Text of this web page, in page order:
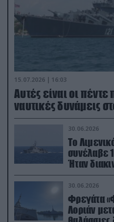
15.07.2026 | 16:03
Aυτές είναι οι πέντε
ναυτικές δυνάμεις
30.06.2026
Το
συνέλαβε
Ήταν
30.06.2026
Φρεγάτα
Λοριάν